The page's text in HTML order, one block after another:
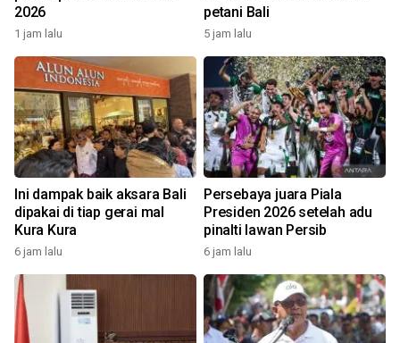
2026
1 jam lalu
petani Bali
5 jam lalu
Ini dampak baik aksara Bali
dipakai di tiap gerai mal
Kura Kura
6 jam lalu
Persebaya juara Piala
Presiden 2026 setelah adu
pinalti lawan Persib
6 jam lalu